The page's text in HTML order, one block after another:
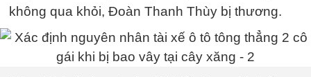
không qua khỏi, Đoàn Thanh Thùy bị thương.